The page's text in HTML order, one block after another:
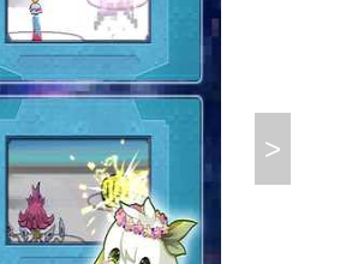
>